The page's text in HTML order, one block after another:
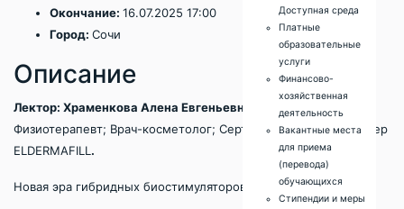
Доступная среда
Платные
образовательные
услуги
Финансово-
хозяйственная
деятельность
Вакантные места
для приема
(перевода)
обучающихся
Стипендии и меры
Окончание: 16.07.2025 17:00
Город: Сочи
Описание
Лектор: Храменкова Алена Евгеньевна
Физиотерапевт; Врач-косметолог; Сертифицированный тренер
ELDERMAFILL .
Новая эра гибридных биостимуляторов PLLA Eldermafill